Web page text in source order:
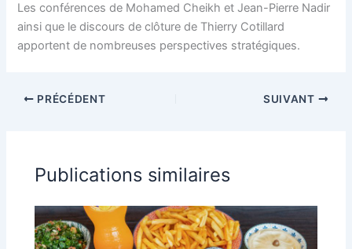
Les conférences de Mohamed Cheikh et Jean-Pierre Nadir
ainsi que le discours de clôture de Thierry Cotillard
apportent de nombreuses perspectives stratégiques.
PRÉCÉDENT SUIVANT
Publications similaires